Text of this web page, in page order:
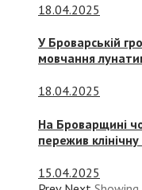
18.04.2025
У Броварській
мовчання
18.04.2025
На Броварщині
пережив
15.04.2025